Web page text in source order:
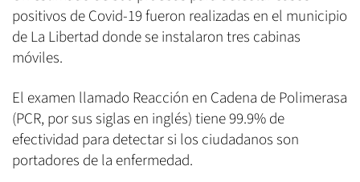
positivos de Covid-19 fueron realizadas en el municipio
de La Libertad donde se instalaron tres cabinas
móviles.
El examen llamado Reacción en Cadena de Polimerasa
(PCR, por sus siglas en inglés) tiene 99.9% de
efectividad para detectar si los ciudadanos son
portadores de la enfermedad.